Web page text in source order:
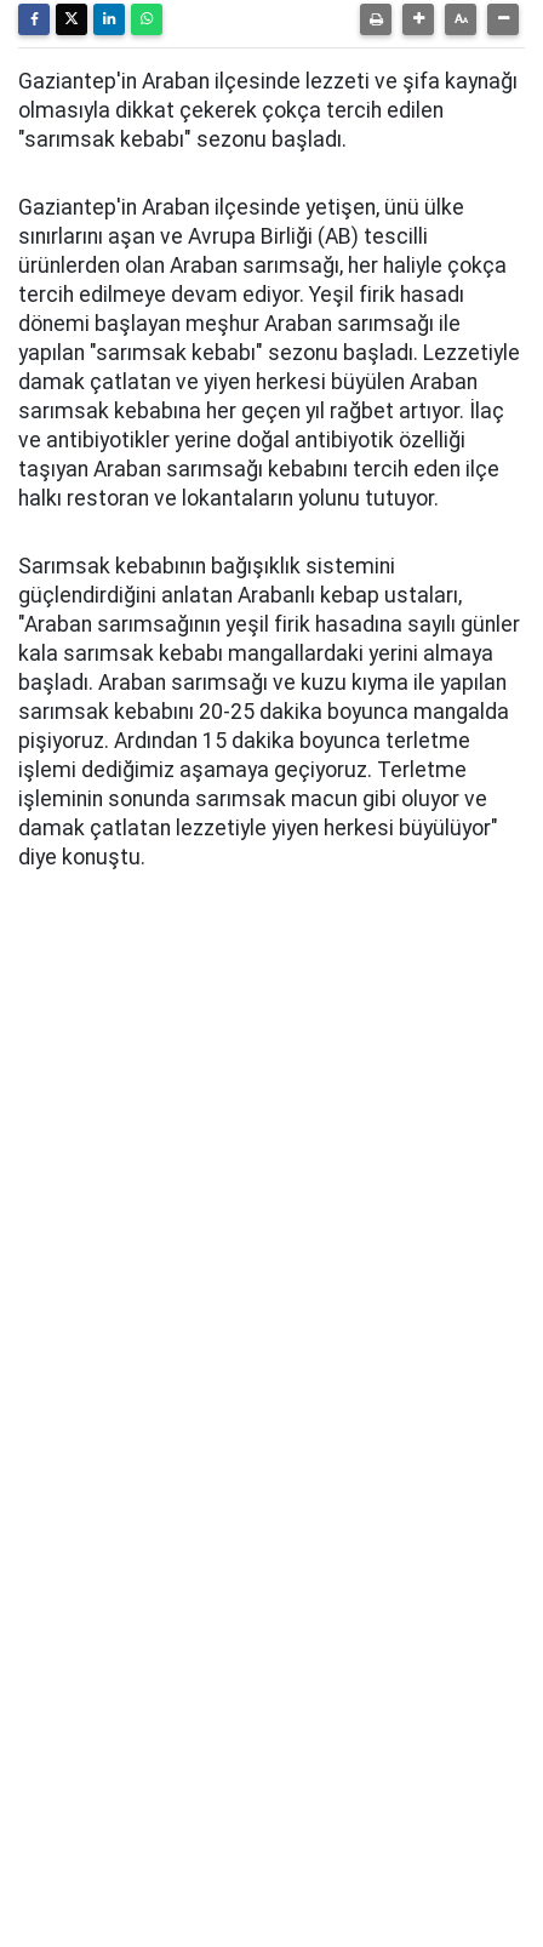
Gaziantep'in Araban ilçesinde lezzeti ve şifa kaynağı
olmasıyla dikkat çekerek çokça tercih edilen
"sarımsak kebabı" sezonu başladı.
Gaziantep'in Araban ilçesinde yetişen, ünü ülke
sınırlarını aşan ve Avrupa Birliği (AB) tescilli
ürünlerden olan Araban sarımsağı, her haliyle çokça
tercih edilmeye devam ediyor. Yeşil firik hasadı
dönemi başlayan meşhur Araban sarımsağı ile
yapılan "sarımsak kebabı" sezonu başladı. Lezzetiyle
damak çatlatan ve yiyen herkesi büyülen Araban
sarımsak kebabına her geçen yıl rağbet artıyor. İlaç
ve antibiyotikler yerine doğal antibiyotik özelliği
taşıyan Araban sarımsağı kebabını tercih eden ilçe
halkı restoran ve lokantaların yolunu tutuyor.
Sarımsak kebabının bağışıklık sistemini
güçlendirdiğini anlatan Arabanlı kebap ustaları,
"Araban sarımsağının yeşil firik hasadına sayılı günler
kala sarımsak kebabı mangallardaki yerini almaya
başladı. Araban sarımsağı ve kuzu kıyma ile yapılan
sarımsak kebabını 20-25 dakika boyunca mangalda
pişiyoruz. Ardından 15 dakika boyunca terletme
işlemi dediğimiz aşamaya geçiyoruz. Terletme
işleminin sonunda sarımsak macun gibi oluyor ve
damak çatlatan lezzetiyle yiyen herkesi büyülüyor"
diye konuştu.